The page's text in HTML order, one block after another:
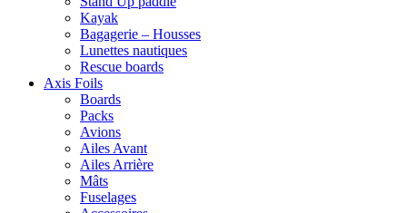
Kayak
Bagagerie – Housses
Lunettes nautiques
Rescue boards
Axis Foils
Boards
Packs
Avions
Ailes Avant
Ailes Arrière
Mâts
Fuselages